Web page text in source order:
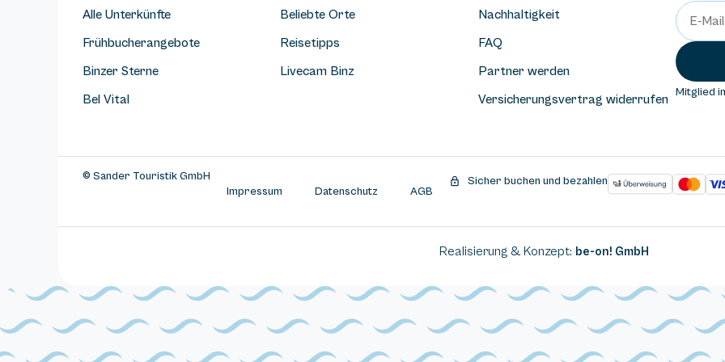
Alle Unterkünfte
Frühbucherangebote
Binzer Sterne
Bel Vital
Beliebte Orte
Reisetipps
Livecam Binz
Nachhaltigkeit
FAQ
Partner werden
Versicherungsvertrag widerrufen Mitglied
© Sander Touristik GmbH
Impressum
Datenschutz AGB
Sicher buchen und bezahlen
Realisierung & Konzept: be-on! GmbH